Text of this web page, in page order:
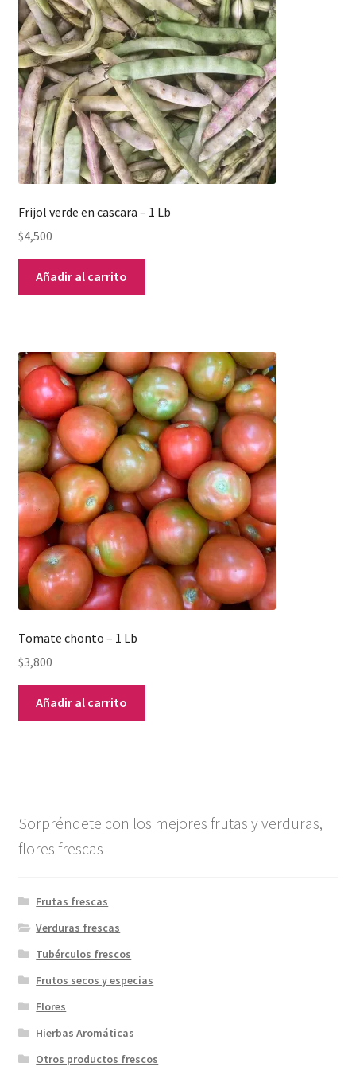
Frijol verde en cascara – 1 Lb
$4,500
Añadir al carrito
Tomate chonto – 1 Lb
$3,800
Añadir al carrito
Sorpréndete con los mejores frutas y verduras,
flores frescas
Frutas frescas
Verduras frescas
Tubérculos frescos
Frutos secos y especias
Flores
Hierbas Aromáticas
Otros productos frescos